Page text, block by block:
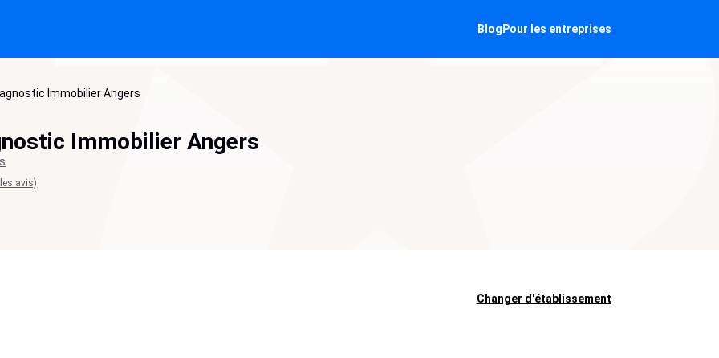
Blog Pour les entreprises
Immobilier Angers
Immobilier Angers
avis)
Changer d'établissement